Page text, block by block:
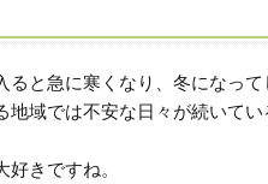
と急に寒くなり、冬になって
域では不安な日々が続いて
きですね。